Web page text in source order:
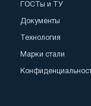
ГОСТы и ТУ
Документы
Технология
Марки стали